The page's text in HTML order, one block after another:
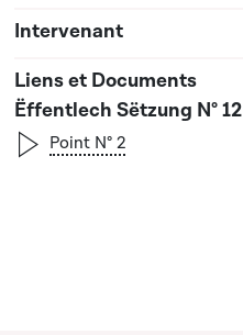
Ëffentlech Sëtzung N° 12
Point N° 2